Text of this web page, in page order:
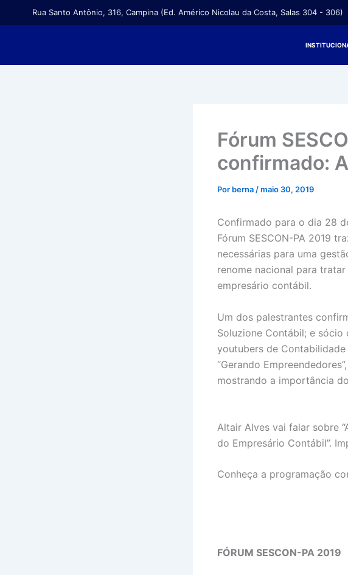
para
Rua Santo Antônio, 316, Campina (Ed. Américo Nicolau da Costa, Salas 304 - 306)
Fórum
confirmado:
Por berna /maio 30, 2019
Confirmado para o dia 28
Fórum SESCON-PA 2019
necessárias para uma
renome nacional para
empresário contábil.
Um dos palestrantes
Soluzione Contábil; e
youtubers de
“Gerando
mostrando a importância
Altair Alves vai falar sobre
do Empresário Contábil”.
Conheça a programação
FÓRUM SESCON-PA 2019